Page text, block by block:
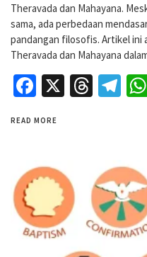
Theravada dan Mahayana.
sama, ada perbedaan
pandangan filosofis. Artikel ini
Theravada dan Mahayana
Facebook
X
READ MORE